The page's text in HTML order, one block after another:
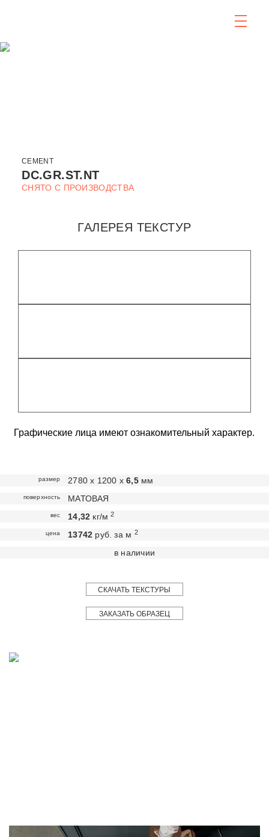
CEMENT
DC.GR.ST.NT
СНЯТО С ПРОИЗВОДСТВА
ГАЛЕРЕЯ ТЕКСТУР
Графические лица имеют ознакомительный характер.
размер 2780 х 1200 х6,5мм
поверхность МАТОВАЯ
вес 14,32 кг/м2
цена 13742 руб. за м 2
в наличии
СКАЧАТЬ ТЕКСТУРЫ
ЗАКАЗАТЬ ОБРАЗЕЦ